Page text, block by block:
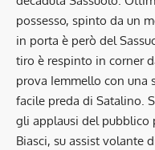
possesso, spinto da un
in porta è però del
tiro è respinto in corner
prova Iemmello con una
facile preda di Satalino.
gli applausi del pubblico
Biasci, su assist volante